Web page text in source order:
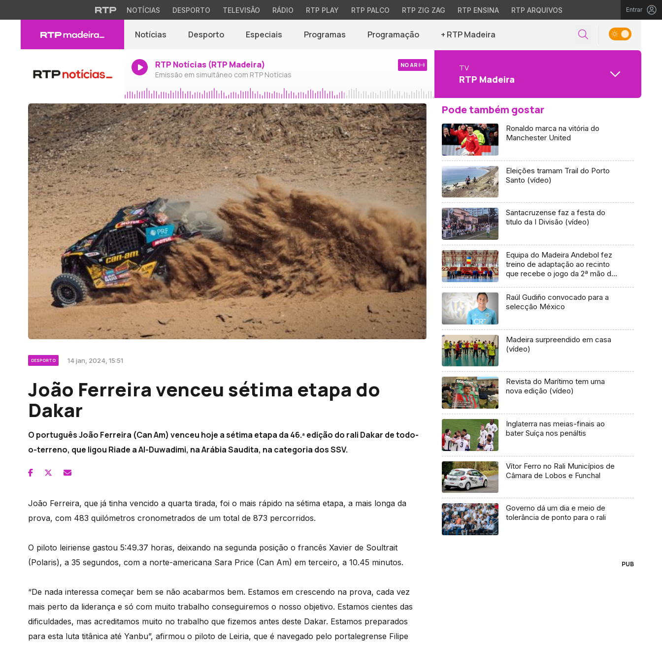
NOTÍCIAS DESPORTO TELEVISÃO RÁDIO RTP PLAY RTP PALCO RTP ZIG ZAG RTP ENSINA RTP ARQUIVOS Entrar
Notícias Desporto Especiais Programas Programação + RTP Madeira
RTP Notícias (RTP Madeira)
Emissão em simultâneo com RTP Notícias
NO AR TV
RTP Madeira
DESPORTO 14 jan, 2024, 15:51
João Ferreira venceu sétima etapa do
Dakar
O português João Ferreira (Can Am) venceu hoje a sétima etapa da 46.ª edição do rali Dakar de todo-
o-terreno, que ligou Riade a Al-Duwadimi, na Arábia Saudita, na categoria dos SSV.
João Ferreira, que já tinha vencido a quarta tirada, foi o mais rápido na sétima etapa, a mais longa da
prova, com 483 quilómetros cronometrados de um total de 873 percorridos.
O piloto leiriense gastou 5:49.37 horas, deixando na segunda posição o francês Xavier de Soultrait
(Polaris), a 35 segundos, com a norte-americana Sara Price (Can Am) em terceiro, a 10.45 minutos.
“De nada interessa começar bem se não acabarmos bem. Estamos em crescendo na prova, cada vez
mais perto da liderança e só com muito trabalho conseguiremos o nosso objetivo. Estamos cientes das
dificuldades, mas acreditamos muito no trabalho que fizemos antes deste Dakar. Estamos preparados
para esta luta titânica até Yanbu”, afirmou o piloto de Leiria, que é navegado pelo portalegrense Filipe
Pode também gostar
Ronaldo marca na vitória do
Manchester United
Eleições tramam Trail do Porto
Santo (vídeo)
Santacruzense faz a festa do
titulo da I Divisão (vídeo)
Equipa do Madeira Andebol fez
treino de adaptação ao recinto
que recebe o jogo da 2ª mão da
Raúl Gudiño convocado para a
selecção México
Madeira surpreendido em casa
(vídeo)
Revista do Marítimo tem uma
nova edição (vídeo)
Inglaterra nas meias-finais ao
bater Suíça nos penáltis
Vítor Ferro no Rali Municípios de
Câmara de Lobos e Funchal
Governo dá um dia e meio de
tolerância de ponto para o rali
PUB